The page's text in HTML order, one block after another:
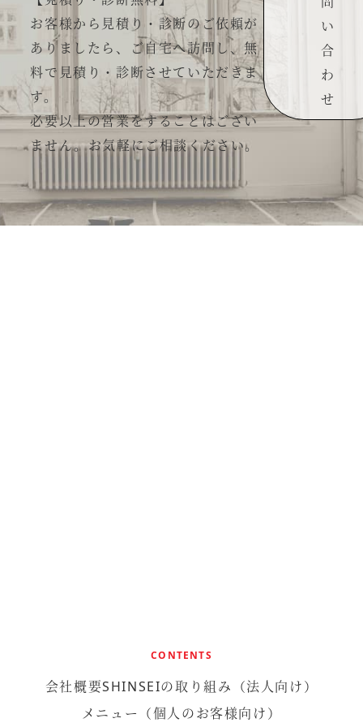
お客様から見積り・診断のご依頼が
ありましたら、ご自宅へ訪問し、無
料で見積り・診断させていただきま
す。
必要以上の営業をすることはござい
ません。お気軽にご相談ください。
い
合
わ
せ
CONTENTS
会社概要SHINSEIの取り組み （法人向け）
メニュー（個人のお客様向け）